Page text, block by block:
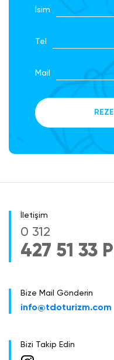
Sabah Kahvaltısı :
Akşam Yemeği :
Para Birimleri :
2.Gün
Tur
Mexico City
MEXICO CITY
OPSİYONEL TUR)
Gecesi: 65 Euro)
kahvaltımızı
başkenti ve en
yükseltide
bölümünün
şehir”; gösterişli
görülen Mexico
metropol
İsim
Tel
Mail
İletişim
0 312
427 51 33
Bize Mail Gönderin
info@tdoturizm.com
Bizi Takip Edin